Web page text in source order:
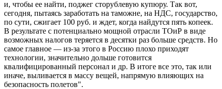
и, чтобы ее найти, поджег сторублевую купюру. Так вот,
сегодня, пытаясь заработать на таможне, на НДС, государство,
по сути, сжигает 100 руб. и ждет, когда найдутся пять копеек.
В результате с потенциально мощной отрасли ТОиР в виде
возможных налогов теряется в десятки раз больше средств. Но
самое главное — из-за этого в Россию плохо приходят
технологии, значительно дольше готовится
квалифицированный персонал и др. В итоге все это, так или
иначе, выливается в массу вещей, напрямую влияющих на
безопасность полетов".